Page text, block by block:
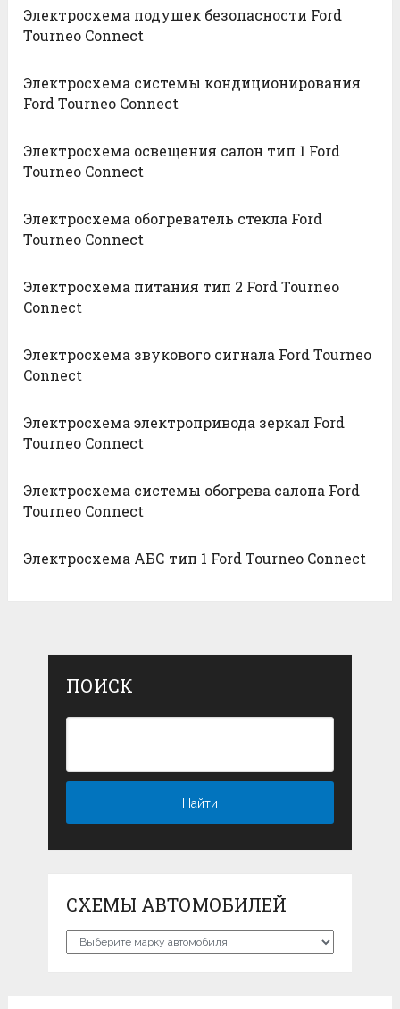
Электросхема подушек безопасности Ford
Tourneo Connect
Электросхема системы кондиционирования
Ford Tourneo Connect
Электросхема освещения салон тип 1 Ford
Tourneo Connect
Электросхема обогреватель стекла Ford
Tourneo Connect
Электросхема питания тип 2 Ford Tourneo
Connect
Электросхема звукового сигнала Ford Tourneo
Connect
Электросхема электропривода зеркал Ford
Tourneo Connect
Электросхема системы обогрева салона Ford
Tourneo Connect
Электросхема АБС тип 1 Ford Tourneo Connect
ПОИСК
СХЕМЫ АВТОМОБИЛЕЙ
Схемы